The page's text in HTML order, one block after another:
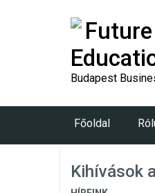
Budapest
Főoldal
Kihívások